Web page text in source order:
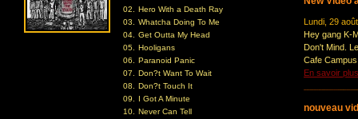
02.
Hero With a Death Ray
03.
Whatcha Doing To Me
04.
Get Outta My Head
05.
Hooligans
06.
Paranoid Panic
07.
Don?t Want To Wait
08.
Don?t Touch It
09.
I Got A Minute
10.
Never Can Tell
Lundi, 29
Hey gang K-
Don't Mind.
Cafe
En savoir plus
nouveau